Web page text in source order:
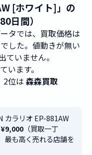
[ホワイト]」の
日間）
タでは、買取価格は
した。値動きが無い
ていません。
います。
2位は 森森買取
カラリオ EP-881AW
¥9,000（買取一丁
最も高く売れる店舗を